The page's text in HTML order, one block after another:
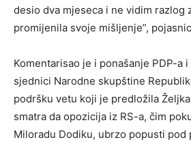
desio dva mjeseca i ne vidim razlog
promijenila svoje mišljenje”,
Komentarisao je i ponašanje PDP-a
sjednici Narodne skupštine
podršku vetu koji je predložila
smatra da opozicija iz RS-a, čim
Miloradu Dodiku, ubrzo popusti pod